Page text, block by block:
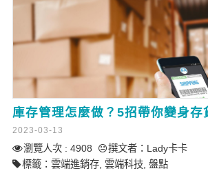
庫存管理怎麼做？5招帶你變身存
2023-03-13
瀏覽人次 : 4908 撰文者： Lady卡卡
標籤：雲端進銷存 ,雲端科技 ,盤點